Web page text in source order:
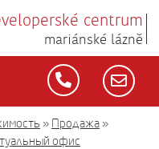
centrum
mariánské lázně
» Продажа »
офис